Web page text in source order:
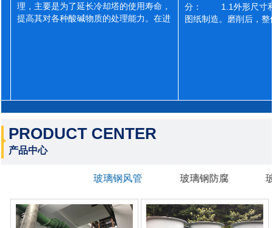
理，主要是为了延长冷却塔的使用寿命，
提高其对各种酸碱物质的处理能力。在进
分： 1.1外形尺寸和
图纸制造。磨削后，
PRODUCT CENTER
产品中心
玻璃钢风管 玻璃钢防腐